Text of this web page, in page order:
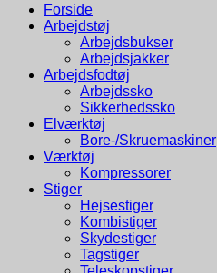
Forside
Arbejdstøj
Arbejdsbukser
Arbejdsjakker
Arbejdsfodtøj
Arbejdssko
Sikkerhedssko
Elværktøj
Bore-/Skruemaskiner
Værktøj
Kompressorer
Stiger
Hejsestiger
Kombistiger
Skydestiger
Tagstiger